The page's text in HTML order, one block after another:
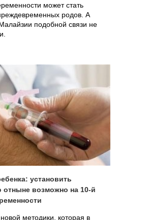
может стать
родов. А
подобной связи не
установить
отныне возможно на 10-й
методики, которая в